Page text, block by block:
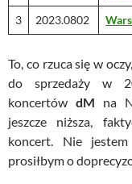
3 2023.0802
To, co rzuca się w
do sprzedaży w
koncertów dM na
jeszcze niższa,
koncert. Nie
prosiłbym o